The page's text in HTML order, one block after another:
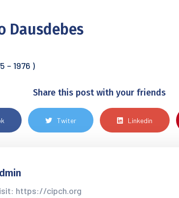
Dausdebes
– 1976 )
Share this post with your friends
Twiter Linkedin
https://cipch.org